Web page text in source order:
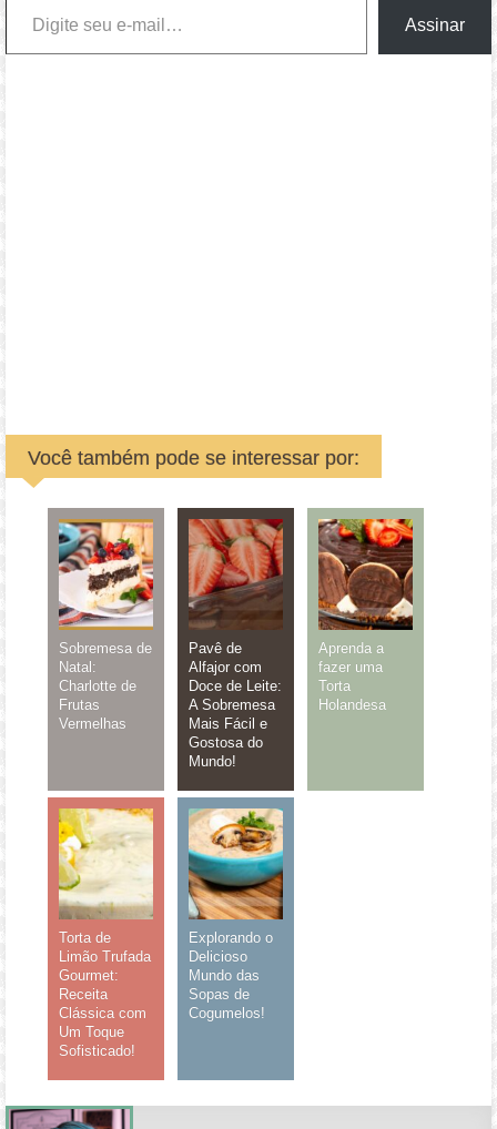
Assinar
Você também pode se interessar por:
Sobremesa de
Natal:
Charlotte de
Frutas
Vermelhas
Pavê de
Alfajor com
Doce de Leite:
A Sobremesa
Mais Fácil e
Gostosa do
Mundo!
Aprenda a
fazer uma
Torta
Holandesa
Torta de
Limão Trufada
Gourmet:
Receita
Clássica com
Um Toque
Sofisticado!
Explorando o
Delicioso
Mundo das
Sopas de
Cogumelos!